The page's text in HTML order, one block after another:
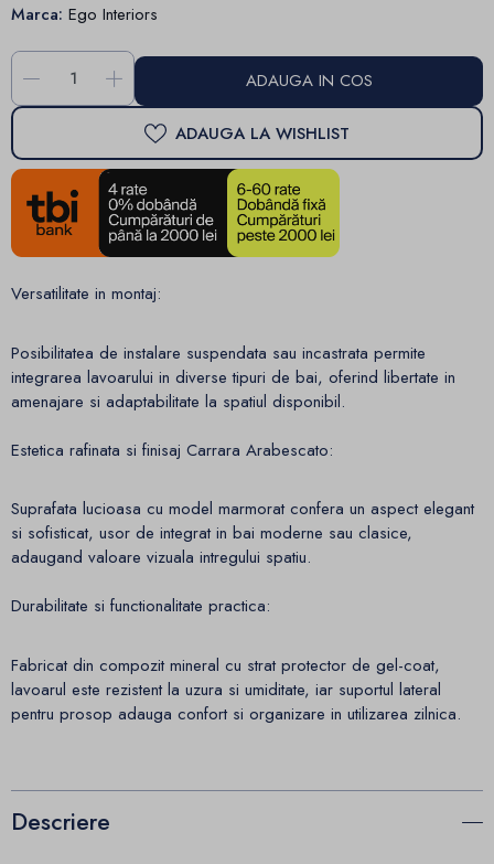
Marca: Ego Interiors
- + ADAUGA IN COS
ADAUGA LA WISHLIST
Versatilitate in montaj:
Posibilitatea de instalare suspendata sau incastrata permite
integrarea lavoarului in diverse tipuri de bai, oferind libertate in
amenajare si adaptabilitate la spatiul disponibil.
Estetica rafinata si finisaj Carrara Arabescato:
Suprafata lucioasa cu model marmorat confera un aspect elegant
si sofisticat, usor de integrat in bai moderne sau clasice,
adaugand valoare vizuala intregului spatiu.
Durabilitate si functionalitate practica:
Fabricat din compozit mineral cu strat protector de gel-coat,
lavoarul este rezistent la uzura si umiditate, iar suportul lateral
pentru prosop adauga confort si organizare in utilizarea zilnica.
Descriere